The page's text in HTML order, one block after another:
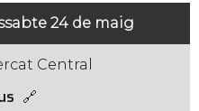
24 de maig
Central